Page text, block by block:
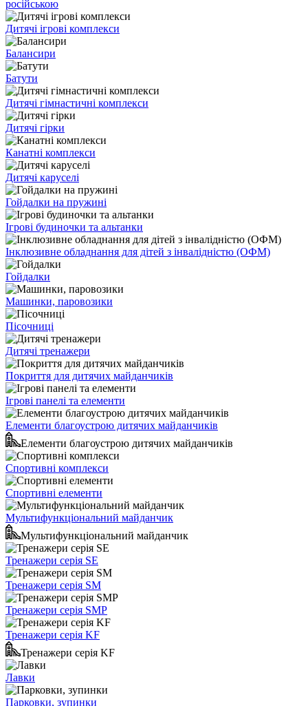
російською
Дитячі ігрові комплекси
Балансири
Батути
Дитячі гімнастичні комплекси
Дитячі гірки
Канатні комплекси
Дитячі каруселі
Гойдалки на пружині
Ігрові будиночки та альтанки
Інклюзивне обладнання для дітей з інвалідністю (ОФМ)
Гойдалки
Машинки, паровозики
Пісочниці
Дитячі тренажери
Покриття для дитячих майданчиків
Ігрові панелі та елементи
Елементи благоустрою дитячих майданчиків
Елементи благоустрою дитячих майданчиків
Спортивні комплекси
Спортивні елементи
Мультифункціональний майданчик
Мультифункціональний майданчик
Тренажери серія SE
Тренажери серія SM
Тренажери серія SMP
Тренажери серія KF
Тренажери серія KF
Лавки
Парковки, зупинки